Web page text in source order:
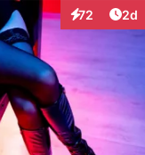
72
Interaktionen
2d